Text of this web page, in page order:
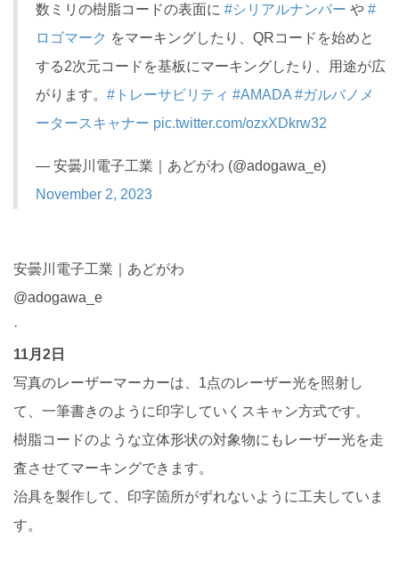
数ミリの樹脂コードの表面に #シリアルナンバー や #
ロゴマーク をマーキングしたり、QRコードを始めと
する2次元コードを基板にマーキングしたり、用途が広
がります。 #トレーサビリティ #AMADA #ガルバノメ
ータースキャナー pic.twitter.com/ozxXDkrw32
— 安曇川電子工業｜あどがわ (@adogawa_e)
November 2, 2023
安曇川電子工業｜あどがわ
@adogawa_e
·
11月2日
写真のレーザーマーカーは、1点のレーザー光を照射し
て、一筆書きのように印字していくスキャン方式です。
樹脂コードのような立体形状の対象物にもレーザー光を走
査させてマーキングできます。
治具を製作して、印字箇所がずれないように工夫していま
す。